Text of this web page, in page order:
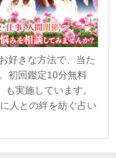
好きな方法で、当た
初回鑑定10分無料
も実施しています。
人との絆を紡ぐ占い